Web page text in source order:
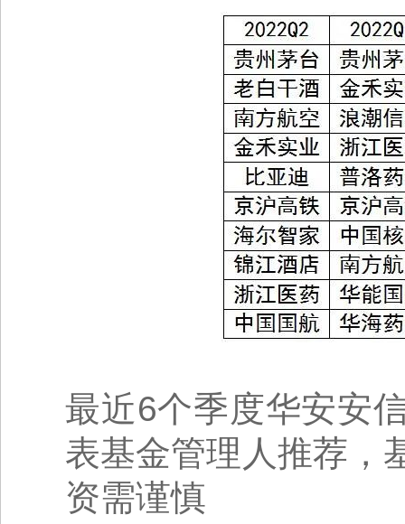
最近6个季度华安安
表基金管理人推荐，
资需谨慎